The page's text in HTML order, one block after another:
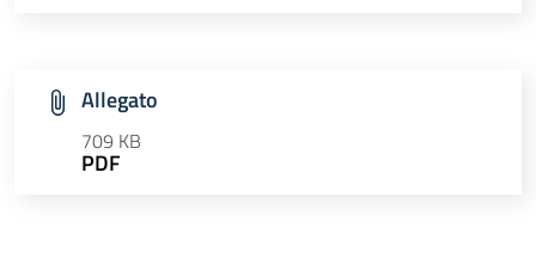
Allegato
709 KB
PDF